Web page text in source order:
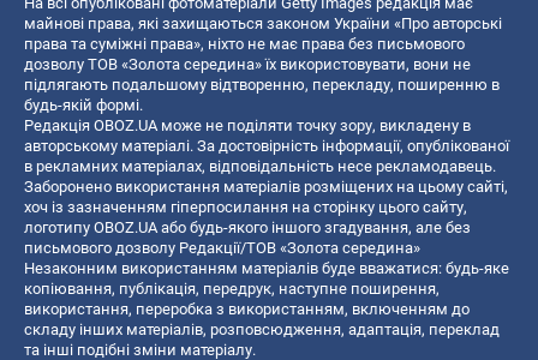
майнові права, які захищаються законом України «Про авторські
права та суміжні права», ніхто не має права без письмового
дозволу ТОВ «Золота середина» їх використовувати, вони не
підлягають подальшому відтворенню, перекладу, поширенню в
будь-якій формі.
Редакція OBOZ.UA може не поділяти точку зору, викладену в
авторському матеріалі. За достовірність інформації, опублікованої
в рекламних матеріалах, відповідальність несе рекламодавець.
Заборонено використання матеріалів розміщених на цьому сайті,
хоч із зазначенням гіперпосилання на сторінку цього сайту,
логотипу OBOZ.UA або будь-якого іншого згадування, але без
письмового дозволу Редакції/ТОВ «Золота середина»
Незаконним використанням матеріалів буде вважатися: будь-яке
копiювання, публiкацiя, передрук, наступне поширення,
використання, переробка з використанням, включенням до
складу інших матеріалів, розповсюдження, адаптація, переклад
та інші подібні зміни матеріалу.